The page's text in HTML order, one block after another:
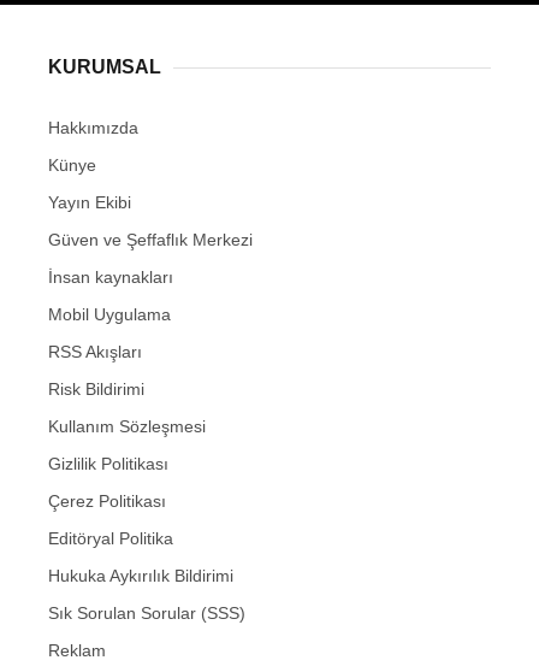
KURUMSAL
Hakkımızda
Künye
Yayın Ekibi
Güven ve Şeffaflık Merkezi
İnsan kaynakları
Mobil Uygulama
RSS Akışları
Risk Bildirimi
Kullanım Sözleşmesi
Gizlilik Politikası
Çerez Politikası
Editöryal Politika
Hukuka Aykırılık Bildirimi
Sık Sorulan Sorular (SSS)
Reklam